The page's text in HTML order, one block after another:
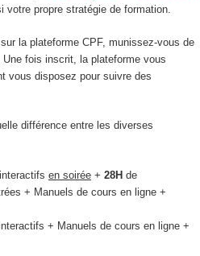
votre propre stratégie de formation.
la plateforme CPF, munissez-vous de
fois inscrit, la plateforme vous
vous disposez pour suivre des
différence entre les diverses
en soirée + 28H de
+ Manuels de cours en ligne +
+ Manuels de cours en ligne +